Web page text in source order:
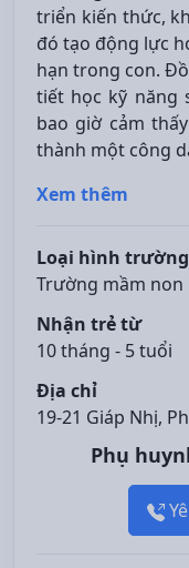
triển kiến thức,
đó tạo động lực
hạn trong con.
tiết học kỹ năng
bao giờ cảm
thành một công
Xem thêm
Loại hình trường
Trường mầm non
Nhận trẻ từ
10 tháng - 5 tuổi
Địa chỉ
19-21 Giáp Nhị,
Phụ